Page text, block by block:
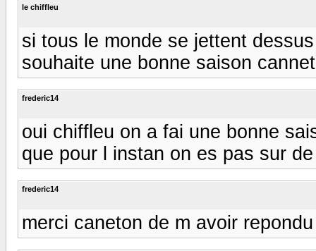
le chiffleu
si tous le monde se jettent
souhaite une bonne saison
frederic14
oui chiffleu on a fai une bonne
que pour l instan on es pas sur
frederic14
merci caneton de m avoir